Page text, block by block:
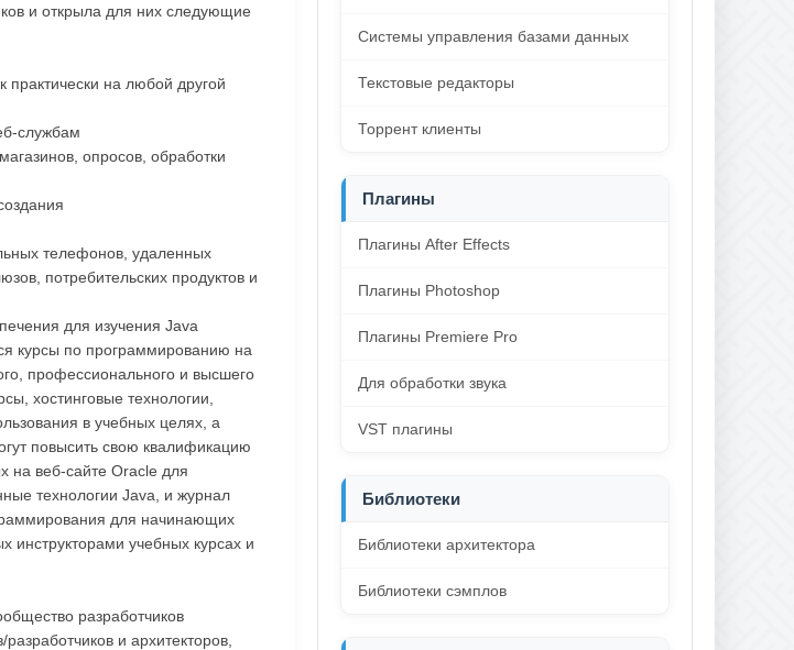
и открыла для них следующие
на любой другой
службам
опросов, обработки
телефонов, удаленных
потребительских продуктов и
для изучения Java
курсы по программированию на
профессионального и высшего
хостинговые технологии,
в учебных целях, а
повысить свою квалификацию
на веб-сайте Oracle для
технологии Java, и журнал
для начинающих
инструкторами учебных курсах и
разработчиков
и архитекторов,
Системы управления базами данных
Текстовые редакторы
Торрент клиенты
Плагины
Плагины After Effects
Плагины Photoshop
Плагины Premiere Pro
Для обработки звука
VST плагины
Библиотеки
Библиотеки архитектора
Библиотеки сэмплов